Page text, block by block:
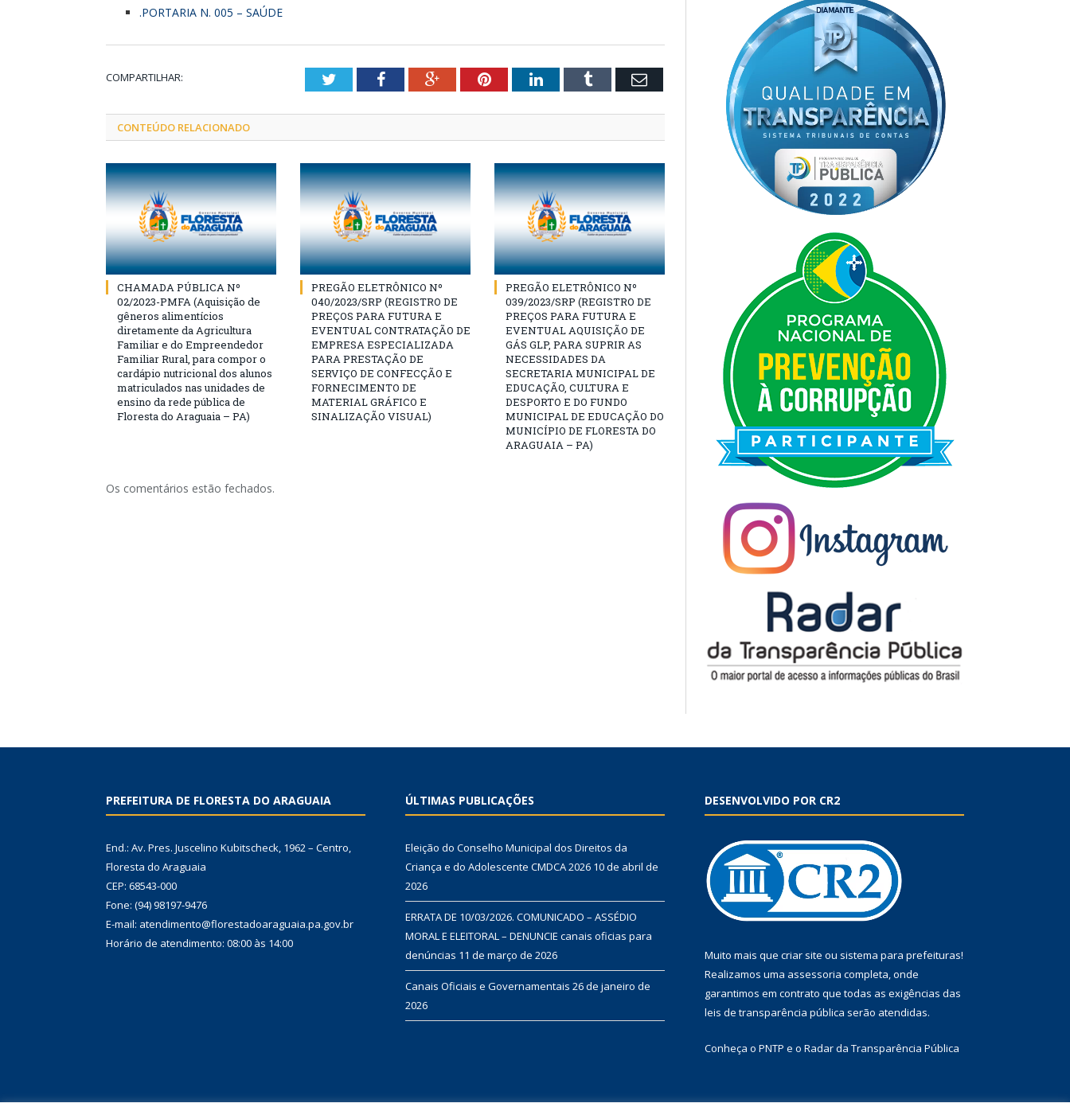
.PORTARIA N. 005 – SAÚDE
COMPARTILHAR: TwitterFacebookGoogle+PinterestLinkedInTumblr Email
CONTEÚDO RELACIONADO
CHAMADA PÚBLICA Nº
02/2023-PMFA (Aquisição de
gêneros alimentícios
diretamente da Agricultura
Familiar e do Empreendedor
Familiar Rural, para compor o
cardápio nutricional dos alunos
matriculados nas unidades de
ensino da rede pública de
Floresta do Araguaia – PA)
PREGÃO ELETRÔNICO Nº
040/2023/SRP (REGISTRO DE
PREÇOS PARA FUTURA E
EVENTUAL CONTRATAÇÃO DE
EMPRESA ESPECIALIZADA
PARA PRESTAÇÃO DE
SERVIÇO DE CONFECÇÃO E
FORNECIMENTO DE
MATERIAL GRÁFICO E
SINALIZAÇÃO VISUAL)
PREGÃO ELETRÔNICO Nº
039/2023/SRP (REGISTRO DE
PREÇOS PARA FUTURA E
EVENTUAL AQUISIÇÃO DE
GÁS GLP, PARA SUPRIR AS
NECESSIDADES DA
SECRETARIA MUNICIPAL DE
EDUCAÇÃO, CULTURA E
DESPORTO E DO FUNDO
MUNICIPAL DE EDUCAÇÃO DO
MUNICÍPIO DE FLORESTA DO
ARAGUAIA – PA)
Os comentários estão fechados.
PREFEITURA DE FLORESTA DO ARAGUAIA
End.: Av. Pres. Juscelino Kubitscheck, 1962 – Centro,
Floresta do Araguaia
CEP: 68543-000
Fone: (94) 98197-9476
E-mail: atendimento@florestadoaraguaia.pa.gov.br
Horário de atendimento: 08:00 às 14:00
ÚLTIMAS PUBLICAÇÕES
Eleição do Conselho Municipal dos Direitos da
Criança e do Adolescente CMDCA 2026 10 de abril de
2026
ERRATA DE 10/03/2026. COMUNICADO – ASSÉDIO
MORAL E ELEITORAL – DENUNCIE canais oficias para
denúncias 11 de março de 2026
Canais Oficiais e Governamentais 26 de janeiro de
2026
DESENVOLVIDO POR CR2
Muito mais que criar site ou sistema para prefeituras!
Realizamos uma assessoria completa, onde
garantimos em contrato que todas as exigências das
leis de transparência pública serão atendidas.
Conheça o PNTP e o Radar da Transparência Pública